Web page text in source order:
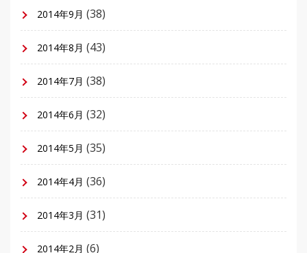
2014年9月 (38)
2014年8月 (43)
2014年7月 (38)
2014年6月 (32)
2014年5月 (35)
2014年4月 (36)
2014年3月 (31)
2014年2月 (6)